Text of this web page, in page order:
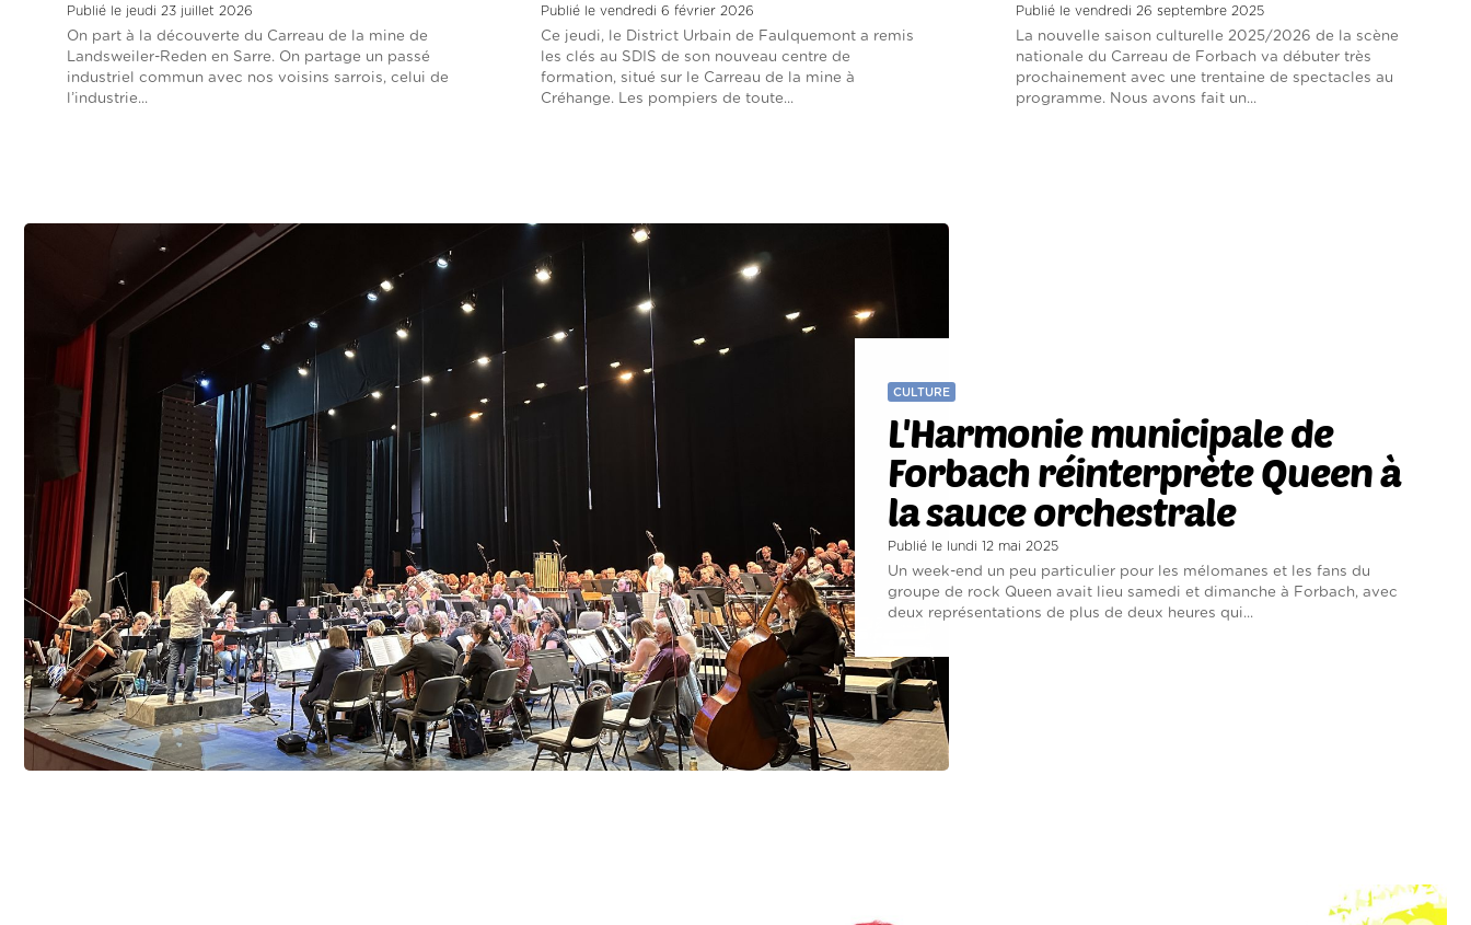
Publié le jeudi 23 juillet 2026
On part à la découverte du Carreau de la mine de
Landsweiler-Reden en Sarre. On partage un passé
industriel commun avec nos voisins sarrois, celui de
l’industrie...
Publié le vendredi 6 février 2026
Ce jeudi, le District Urbain de Faulquemont a remis
les clés au SDIS de son nouveau centre de
formation, situé sur le Carreau de la mine à
Créhange. Les pompiers de toute...
Publié le vendredi 26 septembre 2025
La nouvelle saison culturelle 2025/2026 de la scène
nationale du Carreau de Forbach va débuter très
prochainement avec une trentaine de spectacles au
programme. Nous avons fait un...
CULTURE
L'Harmonie municipale de
Forbach réinterprète Queen à
la sauce orchestrale
Publié le lundi 12 mai 2025
Un week-end un peu particulier pour les mélomanes et les fans du
groupe de rock Queen avait lieu samedi et dimanche à Forbach, avec
deux représentations de plus de deux heures qui...